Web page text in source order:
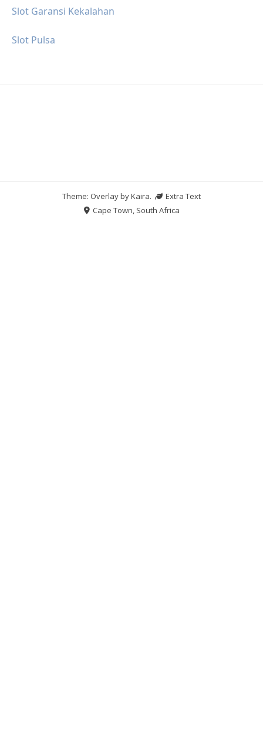
Slot Garansi Kekalahan
Slot Pulsa
Theme: Overlay byKaira.
Extra Text
Cape Town, South Africa